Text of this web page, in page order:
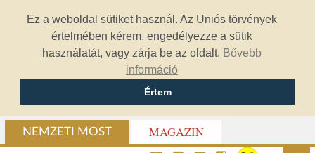
Ez a weboldal sütiket használ. Az Uniós törvények
értelmében kérem, engedélyezze a sütik
használatát, vagy zárja be az oldalt. Bővebb
információ
Értem
NEMZETI MOST MAGAZIN